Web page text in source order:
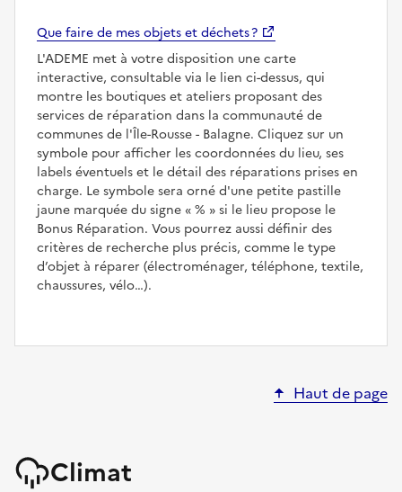
Que faire de mes objets et déchets ?
L'ADEME met à votre disposition une carte
interactive, consultable via le lien ci-dessus, qui
montre les boutiques et ateliers proposant des
services de réparation dans la communauté de
communes de l'Île-Rousse - Balagne. Cliquez sur un
symbole pour afficher les coordonnées du lieu, ses
labels éventuels et le détail des réparations prises en
charge. Le symbole sera orné d'une petite pastille
jaune marquée du signe
%
si le lieu propose le
Bonus Réparation. Vous pourrez aussi définir des
critères de recherche plus précis, comme le type
d’objet à réparer (électroménager, téléphone, textile,
chaussures, vélo…).
Haut de page
Climat